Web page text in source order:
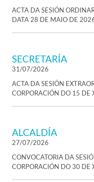
ACTA DA SESIÓN
DATA 28 DE MAIO DE
SECRETARÍA
31/07/2026
ACTA DA SESIÓN
CORPORACIÓN DO 15 DE
ALCALDÍA
27/07/2026
CONVOCATORIA DA
CORPORACIÓN DO 30 DE